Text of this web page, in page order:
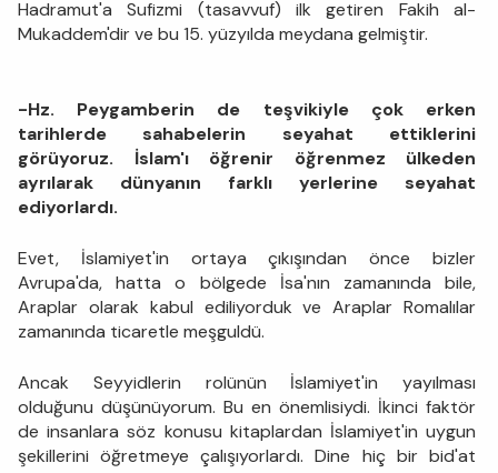
Hadramut'a Sufizmi (tasavvuf) ilk getiren Fakih al-
Mukaddem'dir ve bu 15. yüzyılda meydana gelmiştir.
-Hz. Peygamberin de teşvikiyle çok erken
tarihlerde sahabelerin seyahat ettiklerini
görüyoruz. İslam'ı öğrenir öğrenmez ülkeden
ayrılarak dünyanın farklı yerlerine seyahat
ediyorlardı.
Evet, İslamiyet'in ortaya çıkışından önce bizler
Avrupa'da, hatta o bölgede İsa'nın zamanında bile,
Araplar olarak kabul ediliyorduk ve Araplar Romalılar
zamanında ticaretle meşguldü.
Ancak Seyyidlerin rolünün İslamiyet'in yayılması
olduğunu düşünüyorum. Bu en önemlisiydi. İkinci faktör
de insanlara söz konusu kitaplardan İslamiyet'in uygun
şekillerini öğretmeye çalışıyorlardı. Dine hiç bir bid'at